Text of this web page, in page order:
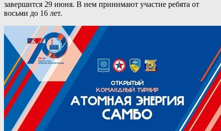
завершится 29 июня. В нем принимают участие ребята от
восьми до 16 лет.